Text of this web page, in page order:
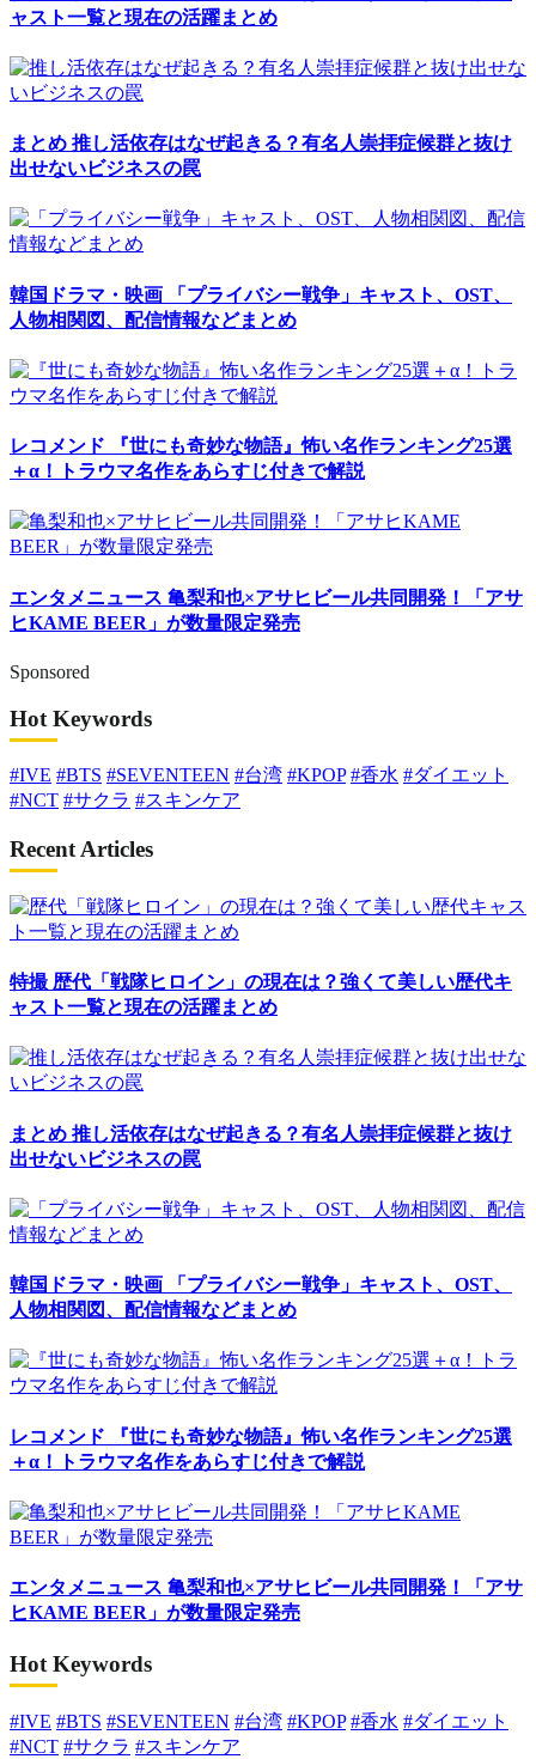
ャスト一覧と現在の活躍まとめ
まとめ 推し活依存はなぜ起きる？有名人崇拝症候群と抜け
出せないビジネスの罠
韓国ドラマ・映画 「プライバシー戦争」キャスト、OST、
人物相関図、配信情報などまとめ
レコメンド 『世にも奇妙な物語』怖い名作ランキング25選
＋α！トラウマ名作をあらすじ付きで解説
エンタメニュース 亀梨和也×アサヒビール共同開発！「アサ
ヒKAME BEER」が数量限定発売
Sponsored
Hot Keywords
#IVE #BTS #SEVENTEEN #台湾 #KPOP #香水 #ダイエット
#NCT #サクラ #スキンケア
Recent Articles
特撮 歴代「戦隊ヒロイン」の現在は？強くて美しい歴代キ
ャスト一覧と現在の活躍まとめ
まとめ 推し活依存はなぜ起きる？有名人崇拝症候群と抜け
出せないビジネスの罠
韓国ドラマ・映画 「プライバシー戦争」キャスト、OST、
人物相関図、配信情報などまとめ
レコメンド 『世にも奇妙な物語』怖い名作ランキング25選
＋α！トラウマ名作をあらすじ付きで解説
エンタメニュース 亀梨和也×アサヒビール共同開発！「アサ
ヒKAME BEER」が数量限定発売
Hot Keywords
#IVE #BTS #SEVENTEEN #台湾 #KPOP #香水 #ダイエット
#NCT #サクラ #スキンケア